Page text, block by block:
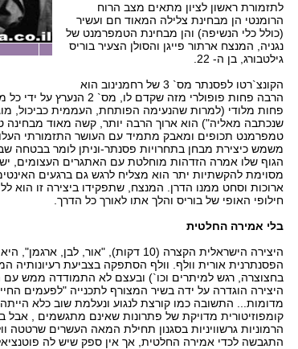
לתזמורת ראשון לציון מתאים מצב הרוח
הרומנטי הן מבחינת צלילה המאוד חם ועשיר
(כולל כלי הנשיפה) והן מבחינת הטמפרמנט של
נגניה, המנצח ארתור פייגן והסולן הצעיר בוריס
גילטבורג, בן ה- 22.
הקונצ`רטו לפסנתר מס` 3 של רחמנינוב הוא
הרבה פחות פופולרי מזה
פחות מלודי (למרות שהנעימה הפותחת, העממית כביכול,
שנכתבה מאליה") הוא ארוך הרבה יותר, קשה מאוד מבחינה
טמפרמנט תכופים ומאבק מתמיד עם העושר התזמורתי
משמש כיצירת מבחן בתחרויות פסנתר-וניתן לומר בבטחה
הגוף שלו אמרה הזדהות מוחלטת עם האתגרים העצומים, יש
מסוימת להקשתיות יתר הוא מצליח לרגש גם ברגעים
ארוכות וסחט ממנו הדרן. המנצח, שתפקידו ביצירה זו הוא
חילופי האופי של בוריס והלך אתו לאורך כל הדרך.
בלי אמירה החלטית
היצירה הישראלית הקצרה (10 דקות),
הפסנתרנית אורית וולף. וולף הסתפקה בצביעת רעיונותיה
בחצוצרה, רגש למיתרים וכו`) ובעצם לא התמודדה ממש
היצירה הוגדרה על ידה בשיר המצורף לתכנייה "לפעמים
מדומות... התשובה כמו קורצת לנגוע ונעלמת שוב כלא
קומפוזיטורית מדויקת של פתרונות שאינם מתגשמים , אבל
הרמוניות גרשוויניות בסגנון תחילת המאה העשרים שרטטה
התגבשה לכדי אמירה החלטית, אך אין ספק שיש לה פוטנציאל